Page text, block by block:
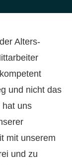
Alters­
und nicht das
hat uns
mit unserem
und zu